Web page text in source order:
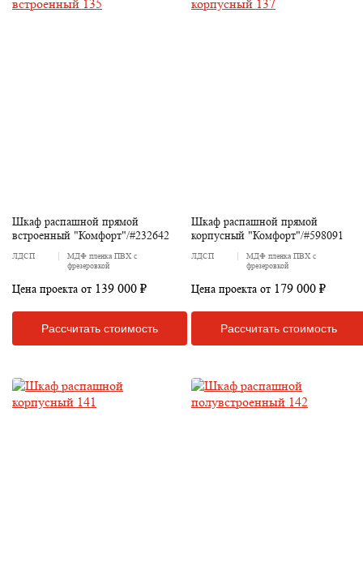
Шкаф распашной прямой
встроенный "Комфорт"/#232642
ЛДСП
МДФ пленка ПВХ с
фрезеровкой
Цена проекта от 139 000 ₽
Рассчитать стоимость
Шкаф распашной прямой
корпусный "Комфорт"/#598091
ЛДСП
МДФ пленка ПВХ с
фрезеровкой
Цена проекта от 179 000 ₽
Рассчитать стоимость